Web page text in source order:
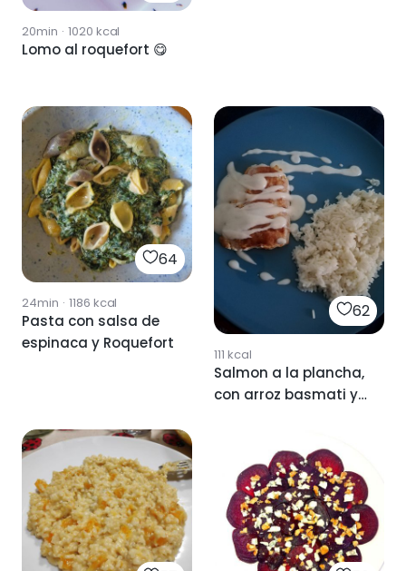
20min · 1020 kcal
Lomo al roquefort 😋
64
24min · 1186 kcal
Pasta con salsa de
espinaca y Roquefort
62
111 kcal
Salmon a la plancha,
con arroz basmati y